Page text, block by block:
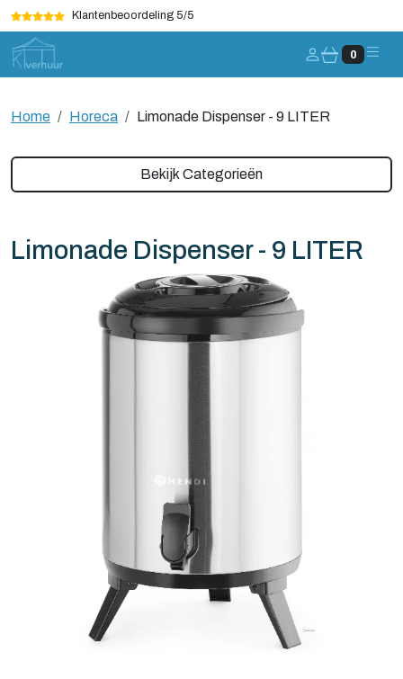
Klantenbeoordeling 5/5
Account 0
Home Horeca Limonade Dispenser - 9 LITER
Bekijk Categorieën
Limonade Dispenser - 9 LITER